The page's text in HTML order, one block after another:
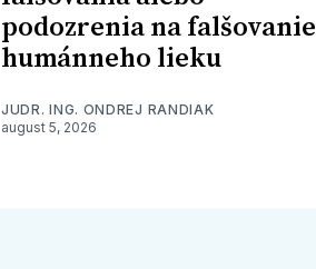
podozrenia na falšovanie
humánneho lieku
JUDR. ING. ONDREJ RANDIAK
august 5, 2026